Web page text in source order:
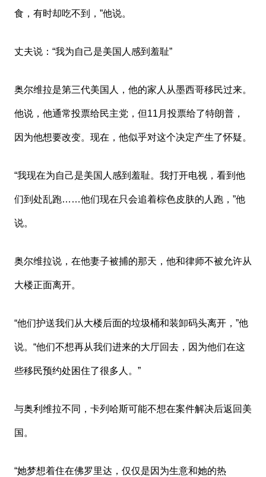
食，有时却吃不到，”他说。
丈夫说：“我为自己是美国人感到羞耻”
奥尔维拉是第三代美国人，他的家人从墨西哥移民过来。
他说，他通常投票给民主党，但11月投票给了特朗普，
因为他想要改变。现在，他似乎对这个决定产生了怀疑。
“我现在为自己是美国人感到羞耻。我打开电视，看到他
们到处乱跑……他们现在只会追着棕色皮肤的人跑，”他
说。
奥尔维拉说，在他妻子被捕的那天，他和律师不被允许从
大楼正面离开。
“他们护送我们从大楼后面的垃圾桶和装卸码头离开，”他
说。“他们不想再从我们进来的大厅回去，因为他们在这
些移民预约处困住了很多人。”
与奥利维拉不同，卡列哈斯可能不想在案件解决后返回美
国。
“她梦想着住在佛罗里达，仅仅是因为生意和她的热